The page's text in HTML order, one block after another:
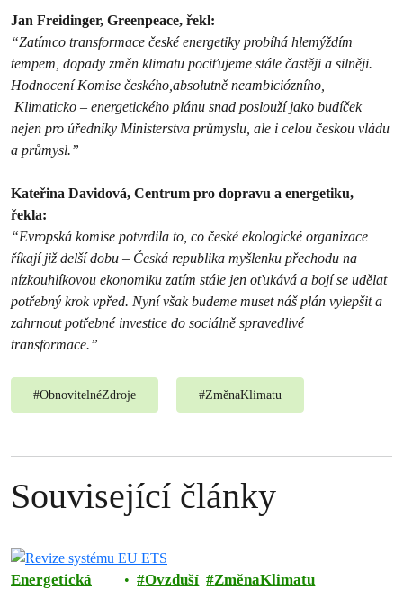
Jan Freidinger, Greenpeace, řekl:
“Zatímco transformace české energetiky probíhá hlemýždím
tempem, dopady změn klimatu pociťujeme stále častěji a silněji.
Hodnocení Komise českého,absolutně neambiciózního,
Klimaticko – energetického plánu snad poslouží jako budíček
nejen pro úředníky Ministerstva průmyslu, ale i celou českou vládu
a průmysl.”
Kateřina Davidová, Centrum pro dopravu a energetiku,
řekla:
“Evropská komise potvrdila to, co české ekologické organizace
říkají již delší dobu – Česká republika myšlenku přechodu na
nízkouhlíkovou ekonomiku zatím stále jen oťukává a bojí se udělat
potřebný krok vpřed. Nyní však budeme muset náš plán vylepšit a
zahrnout potřebné investice do sociálně spravedlivé
transformace.”
#ObnovitelnéZdroje #ZměnaKlimatu
Související články
Energetická
Ovzduší
ZměnaKlimatu